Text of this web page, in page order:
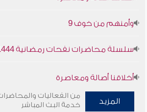
وأمنهم من خوف 9
سلسلة محاضرات نفحات رمضانية 1444هـ
أخلاقنا أصالة ومعاصرة
وأمنهم من خوف 9
المزيد
من الفعاليات
خدمة البث المباشر